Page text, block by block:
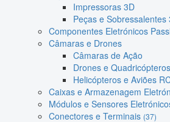
Impressoras 3D
Peças e Sobressalentes
Componentes Eletrónicos
Câmaras e Drones
Câmaras de Ação
Drones e Quadricópteros
Helicópteros e Aviões
Caixas e Armazenagem
Módulos e Sensores
Conectores e Terminais (37)